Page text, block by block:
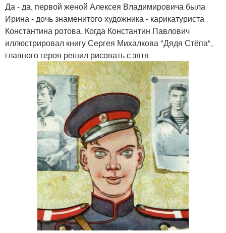
Да - да, первой женой Алексея Владимировича была
Ирина - дочь знаменитого художника - карикатуриста
Константина ротова. Когда Константин Павлович
иллюстрировал книгу Сергея Михалкова "Дядя Стёпа",
главного героя решил рисовать с зятя